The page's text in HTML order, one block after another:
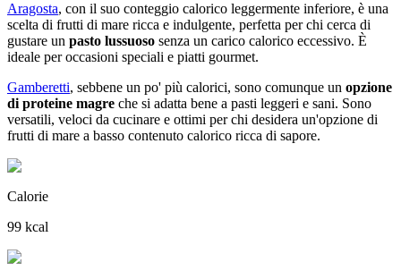
Aragosta, con il suo conteggio calorico leggermente inferiore, è una
scelta di frutti di mare ricca e indulgente, perfetta per chi cerca di
gustare un pasto lussuoso senza un carico calorico eccessivo. È
ideale per occasioni speciali e piatti gourmet.
Gamberetti, sebbene un po' più calorici, sono comunque un opzione
di proteine magre che si adatta bene a pasti leggeri e sani. Sono
versatili, veloci da cucinare e ottimi per chi desidera un'opzione di
frutti di mare a basso contenuto calorico ricca di sapore.
Calorie
99 kcal